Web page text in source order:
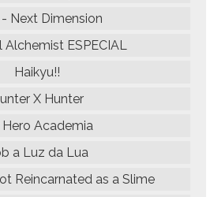
Next Dimension
Alchemist ESPECIAL
Haikyu!!
X Hunter
Hero Academia
a Luz da Lua
Reincarnated as a Slime